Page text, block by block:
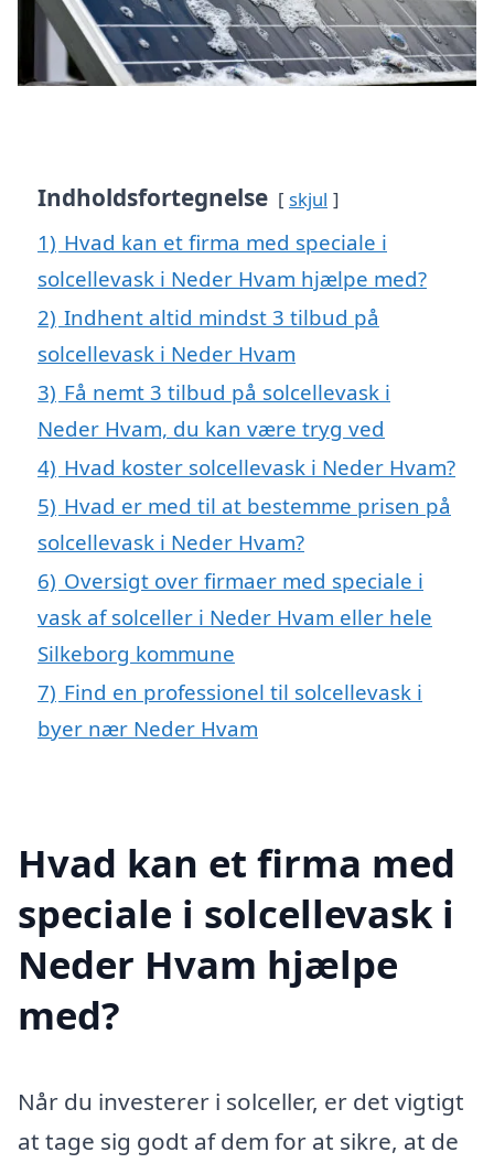
Indholdsfortegnelse skjul
1) Hvad kan et firma med speciale i
solcellevask i Neder Hvam hjælpe med?
2) Indhent altid mindst 3 tilbud på
solcellevask i Neder Hvam
3) Få nemt 3 tilbud på solcellevask i
Neder Hvam, du kan være tryg ved
4) Hvad koster solcellevask i Neder Hvam?
5) Hvad er med til at bestemme prisen på
solcellevask i Neder Hvam?
6) Oversigt over firmaer med speciale i
vask af solceller i Neder Hvam eller hele
Silkeborg kommune
7) Find en professionel til solcellevask i
byer nær Neder Hvam
Hvad kan et firma med
speciale i solcellevask i
Neder Hvam hjælpe
med?
Når du investerer i solceller, er det vigtigt
at tage sig godt af dem for at sikre, at de